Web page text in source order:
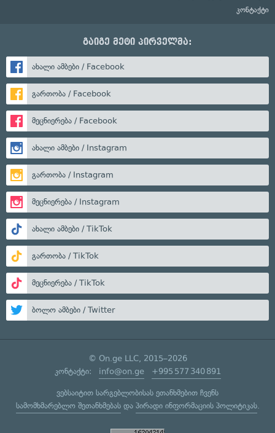
კონტაქტი
გაიგე მეტი პირველმა:
ახალი ამბები / Facebook
გართობა / Facebook
მეცნიერება / Facebook
ახალი ამბები / Instagram
გართობა / Instagram
მეცნიერება / Instagram
ახალი ამბები / TikTok
გართობა / TikTok
მეცნიერება / TikTok
ბოლო ამბები / Twitter
© On.ge LLC, 2015–2026
კონტაქტი: info@on.ge +995 577 340 891
ვებსაიტით სარგებლობისას ეთანხმებით ჩვენს
სამომხმარებლო შეთანხმებასდა პირადი ინფორმაციის პოლიტიკას.